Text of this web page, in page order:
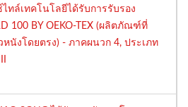
ทล์เทคโนโลยีได้รับการรับรอง
100 BY OEKO-TEX (ผลิตภัณฑ์ที่
หนังโดยตรง) - ภาคผนวก 4, ประเภท